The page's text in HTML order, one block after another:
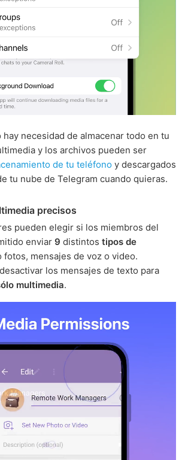
hay necesidad de almacenar todo en tu
y los archivos pueden ser
de tu teléfono y descargados
tu nube de Telegram cuando quieras.
precisos
pueden elegir si los miembros del
enviar 9 distintos tipos de
fotos, mensajes de voz o video.
los mensajes de texto para
multimedia.